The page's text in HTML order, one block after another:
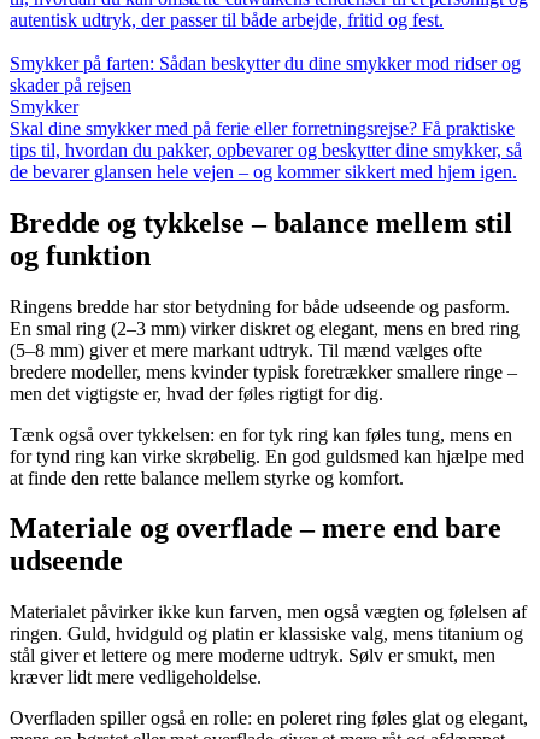
autentisk udtryk, der passer til både arbejde, fritid og fest.
Smykker på farten: Sådan beskytter du dine smykker mod ridser og
skader på rejsen
Smykker
Skal dine smykker med på ferie eller forretningsrejse? Få praktiske
tips til, hvordan du pakker, opbevarer og beskytter dine smykker, så
de bevarer glansen hele vejen – og kommer sikkert med hjem igen.
Bredde og tykkelse – balance mellem stil
og funktion
Ringens bredde har stor betydning for både udseende og pasform.
En smal ring (2–3 mm) virker diskret og elegant, mens en bred ring
(5–8 mm) giver et mere markant udtryk. Til mænd vælges ofte
bredere modeller, mens kvinder typisk foretrækker smallere ringe –
men det vigtigste er, hvad der føles rigtigt for dig.
Tænk også over tykkelsen: en for tyk ring kan føles tung, mens en
for tynd ring kan virke skrøbelig. En god guldsmed kan hjælpe med
at finde den rette balance mellem styrke og komfort.
Materiale og overflade – mere end bare
udseende
Materialet påvirker ikke kun farven, men også vægten og følelsen af
ringen. Guld, hvidguld og platin er klassiske valg, mens titanium og
stål giver et lettere og mere moderne udtryk. Sølv er smukt, men
kræver lidt mere vedligeholdelse.
Overfladen spiller også en rolle: en poleret ring føles glat og elegant,